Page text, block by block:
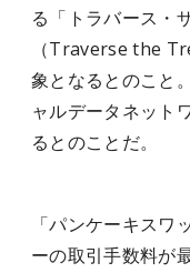
る「トラバース・
（Traverse the
象となるとのこと
ャルデータネット
るとのことだ。
「パンケーキス
ーの取引手数料が